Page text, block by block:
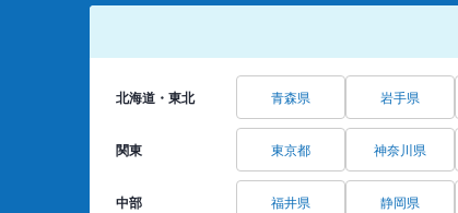
北海道・東北 青森県 岩手県
関東 東京都 神奈川県
中部 福井県 静岡県